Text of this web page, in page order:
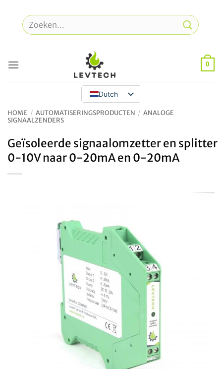
inhoud
Zoeken
naar:
0
Dutch
HOME / AUTOMATISERINGSPRODUCTEN / ANALOGE
SIGNAALZENDERS
Geïsoleerde signaalomzetter en splitter
0-10V naar 0-20mA en 0-20mA